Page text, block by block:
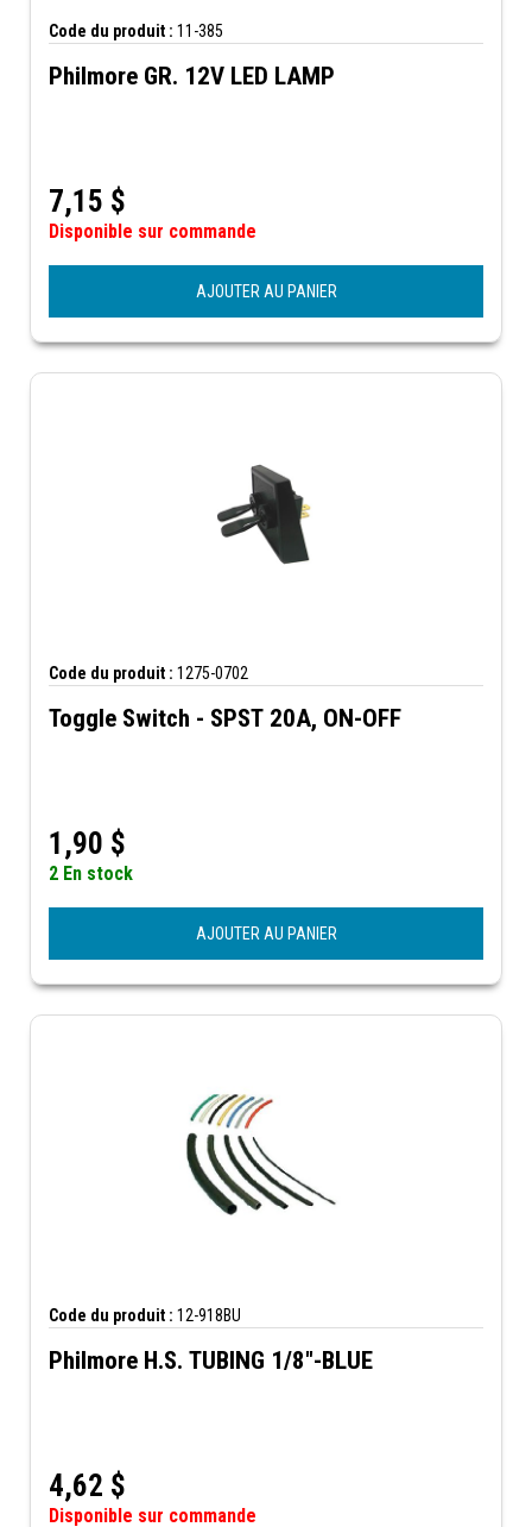
Code du produit : 11-385
Philmore GR. 12V LED LAMP
7,15 $
Disponible sur commande
AJOUTER AU PANIER
Code du produit : 1275-0702
Toggle Switch - SPST 20A, ON-OFF
1,90 $
2 En stock
AJOUTER AU PANIER
Code du produit : 12-918BU
Philmore H.S. TUBING 1/8"-BLUE
4,62 $
Disponible sur commande